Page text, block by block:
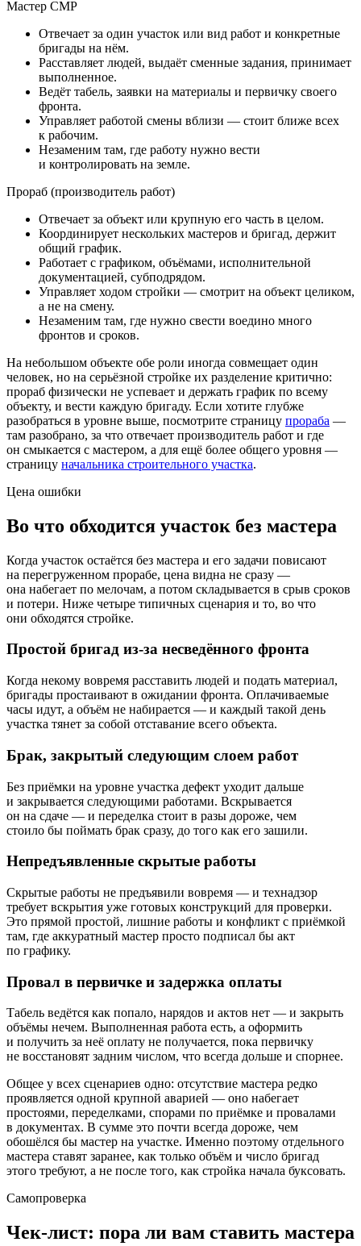
Мастер СМР
Отвечает за один участок или вид работ и конкретные
бригады на нём.
Расставляет людей, выдаёт сменные задания, принимает
выполненное.
Ведёт табель, заявки на материалы и первичку своего
фронта.
Управляет работой смены вблизи — стоит ближе всех
к рабочим.
Незаменим там, где работу нужно вести
и контролировать на земле.
Прораб (производитель работ)
Отвечает за объект или крупную его часть в целом.
Координирует нескольких мастеров и бригад, держит
общий график.
Работает с графиком, объёмами, исполнительной
документацией, субподрядом.
Управляет ходом стройки — смотрит на объект целиком,
а не на смену.
Незаменим там, где нужно свести воедино много
фронтов и сроков.
На небольшом объекте обе роли иногда совмещает один
человек, но на серьёзной стройке их разделение критично:
прораб физически не успевает и держать график по всему
объекту, и вести каждую бригаду. Если хотите глубже
разобраться в уровне выше, посмотрите страницу прораба —
там разобрано, за что отвечает производитель работ и где
он смыкается с мастером, а для ещё более общего уровня —
страницу начальника строительного участка.
Цена ошибки
Во что обходится участок без мастера
Когда участок остаётся без мастера и его задачи повисают
на перегруженном прорабе, цена видна не сразу —
она набегает по мелочам, а потом складывается в срыв сроков
и потери. Ниже четыре типичных сценария и то, во что
они обходятся стройке.
Простой бригад из-за несведённого фронта
Когда некому вовремя расставить людей и подать материал,
бригады простаивают в ожидании фронта. Оплачиваемые
часы идут, а объём не набирается — и каждый такой день
участка тянет за собой отставание всего объекта.
Брак, закрытый следующим слоем работ
Без приёмки на уровне участка дефект уходит дальше
и закрывается следующими работами. Вскрывается
он на сдаче — и переделка стоит в разы дороже, чем
стоило бы поймать брак сразу, до того как его зашили.
Непредъявленные скрытые работы
Скрытые работы не предъявили вовремя — и технадзор
требует вскрытия уже готовых конструкций для проверки.
Это прямой простой, лишние работы и конфликт с приёмкой
там, где аккуратный мастер просто подписал бы акт
по графику.
Провал в первичке и задержка оплаты
Табель ведётся как попало, нарядов и актов нет — и закрыть
объёмы нечем. Выполненная работа есть, а оформить
и получить за неё оплату не получается, пока первичку
не восстановят задним числом, что всегда дольше и спорнее.
Общее у всех сценариев одно: отсутствие мастера редко
проявляется одной крупной аварией — оно набегает
простоями, переделками, спорами по приёмке и провалами
в документах. В сумме это почти всегда дороже, чем
обошёлся бы мастер на участке. Именно поэтому отдельного
мастера ставят заранее, как только объём и число бригад
этого требуют, а не после того, как стройка начала буксовать.
Самопроверка
Чек-лист: пора ли вам ставить мастера